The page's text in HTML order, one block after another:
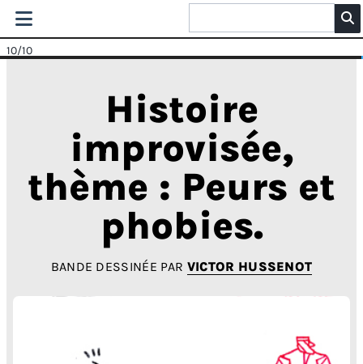
10/10
Histoire
improvisée,
thème : Peurs et
phobies.
BANDE DESSINÉE PAR VICTOR HUSSENOT